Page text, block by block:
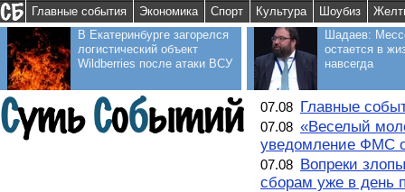
Главные события Экономика Спорт Культура Шоубиз
В Екатеринбурге загорелся
логистический объект
Wildberries после атаки ВСУ
Шадаев:
остается в
навсегда
07.08 Главные
07.08 «Веселый
уведомление ФМС
07.08 Вопреки
сборам уже в день